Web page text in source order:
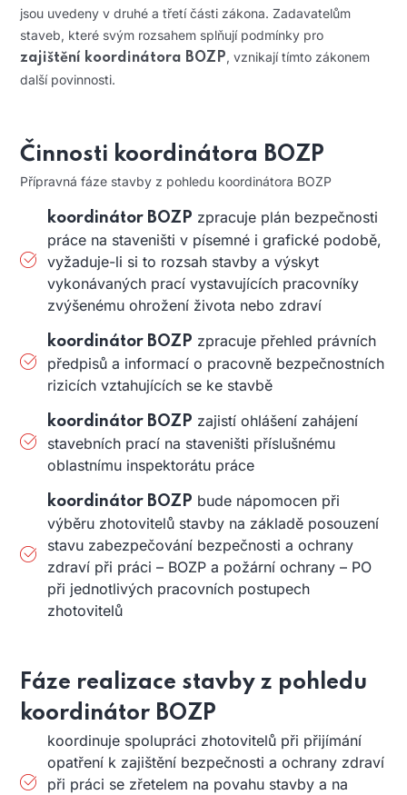
jsou uvedeny v druhé a třetí části zákona. Zadavatelům
staveb, které svým rozsahem splňují podmínky pro
zajištění koordinátora BOZP, vznikají tímto zákonem
další povinnosti.
Činnosti koordinátora BOZP
Přípravná fáze stavby z pohledu koordinátora BOZP
koordinátor BOZP zpracuje plán bezpečnosti
práce na staveništi v písemné i grafické podobě,
vyžaduje-li si to rozsah stavby a výskyt
vykonávaných prací vystavujících pracovníky
zvýšenému ohrožení života nebo zdraví
koordinátor BOZP zpracuje přehled právních
předpisů a informací o pracovně bezpečnostních
rizicích vztahujících se ke stavbě
koordinátor BOZP zajistí ohlášení zahájení
stavebních prací na staveništi příslušnému
oblastnímu inspektorátu práce
koordinátor BOZP bude nápomocen při
výběru zhotovitelů stavby na základě posouzení
stavu zabezpečování bezpečnosti a ochrany
zdraví při práci – BOZP a požární ochrany – PO
při jednotlivých pracovních postupech
zhotovitelů
Fáze realizace stavby z pohledu
koordinátor BOZP
koordinuje spolupráci zhotovitelů při přijímání
opatření k zajištění bezpečnosti a ochrany zdraví
při práci se zřetelem na povahu stavby a na